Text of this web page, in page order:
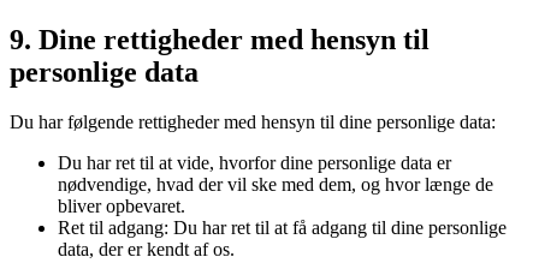
9. Dine rettigheder med hensyn til
personlige data
Du har følgende rettigheder med hensyn til dine personlige data:
Du har ret til at vide, hvorfor dine personlige data er
nødvendige, hvad der vil ske med dem, og hvor længe de
bliver opbevaret.
Ret til adgang: Du har ret til at få adgang til dine personlige
data, der er kendt af os.